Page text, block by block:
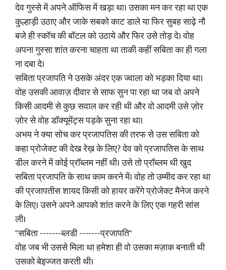
देव गुस्से में अपने ऑफिस में खड़ा था। उसका मन कर रहा था एक
कुल्हाड़ी उठाए और जाके सबको काट डाले या फिर सुबह साढ़े नौ
बजे ही स्कॉच की बॉटल को उठाये और फिर उसे तोड़ दे। वोह
अपना गुस्सा शांत करना चाहता था ताकी कहीं सबिता का ही गला
ना दबा दे।
सबिता प्रजापति ने उसके अंदर एक ज्वाला को भड़का दिया था।
वोह उसकी आवाज़ दीवार से साफ सुन पा रहा था जब वो अपने
किसी आदमी से कुछ सवाल कर रही थी और वो आदमी उसे ज़ोर
ज़ोर से वोह डॉक्यूमेंट्स पड़के सुना रहा था।
अभय ने क्या सोच कर प्रजापतिस की तरफ से उस सबिता को
कहा प्रोजेक्ट की देख रेख़ के लिए? देव को प्रजापतिस के साथ
डील करने में कोई प्रॉब्लम नहीं थी। उसे तो प्रॉब्लम थी खुद
सबिता प्रजापति के साथ काम करने में। वोह तो उम्मीद कर रहा था
की प्रजापतीस शायद किसी को हायर करेंगे प्रोजेक्ट मैनेज करने
के लिए। उसने अपने आपको शांत करने के लिए एक गहरी सांस
ली।
"सबिता -------ब्लडी -------प्रजापति"
वोह जब भी उससे मिला था हमेशा ही वो उसका मज़ाक बनाती थी
उसको बेइज्जत करती थी।